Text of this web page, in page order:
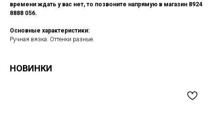
времени ждать у вас нет, то позвоните напрямую в магазин 8924
8888 056.
Основные характеристики:
Ручная вязка. Оттенки разные.
НОВИНКИ